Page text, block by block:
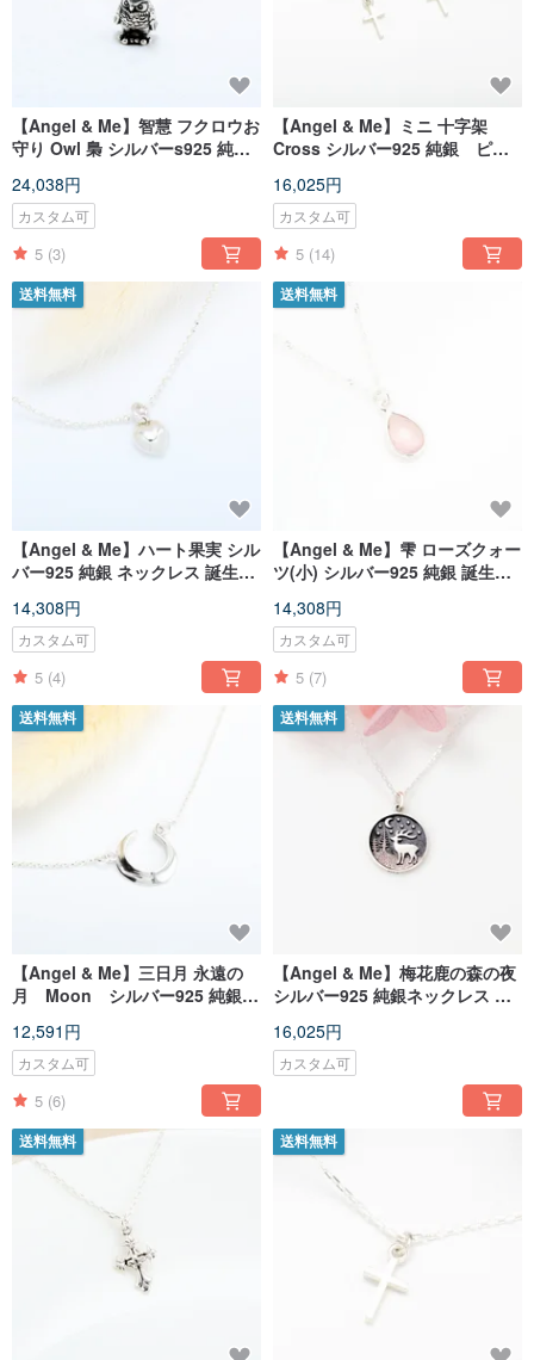
【Angel & Me】智慧 フクロウお
守り Owl 梟 シルバーs925 純銀
ー クリスマスプレゼント
24,038円
カスタム可
5 (3)
【Angel & Me】ミニ 十字架
Cross シルバー925 純銀 ピア
ー 誕生日 記念日プレゼント
16,025円
カスタム可
5 (14)
送料無料
【Angel & Me】ハート果実 シル
バー925 純銀 ネックレス 誕生日
念日 クリスマス プレゼント
14,308円
カスタム可
5 (4)
送料無料
【Angel & Me】雫 ローズクォー
ツ(小) シルバー925 純銀 誕生日
デー クリスマスプレゼント
14,308円
カスタム可
5 (7)
送料無料
【Angel & Me】三日月 永遠の
月 Moon シルバー925 純銀
ト 記念日 バレンタインデー
プレゼント
12,591円
カスタム可
5 (6)
送料無料
【Angel & Me】梅花鹿の森の夜
シルバー925 純銀ネックレス バ
卒業 クリスマスプレゼント
16,025円
カスタム可
送料無料 送料無料